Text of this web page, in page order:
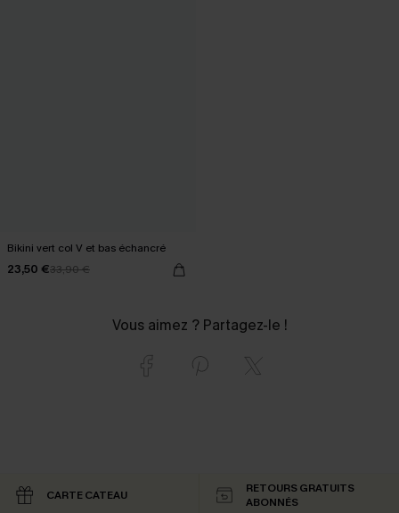
Bikini vert col V et bas échancré
23,50 €33,90 €
Vous aimez ? Partagez-le !
CARTE CATEAU
RETOURS GRATUITS
ABONNÉS